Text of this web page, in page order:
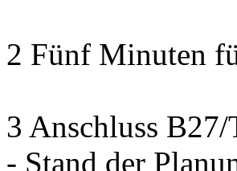
2 Fünf Minuten
3 Anschluss B27/
- Stand der